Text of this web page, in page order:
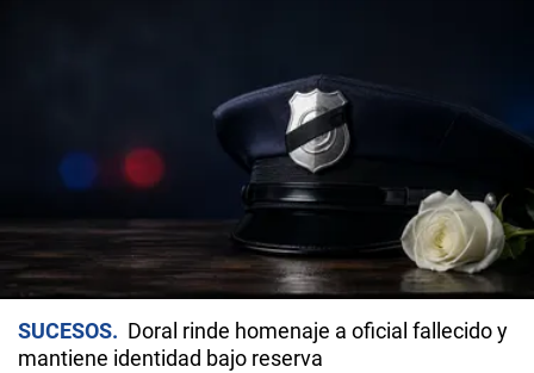
SUCESOS
Doral rinde homenaje a oficial fallecido y
mantiene identidad bajo reserva